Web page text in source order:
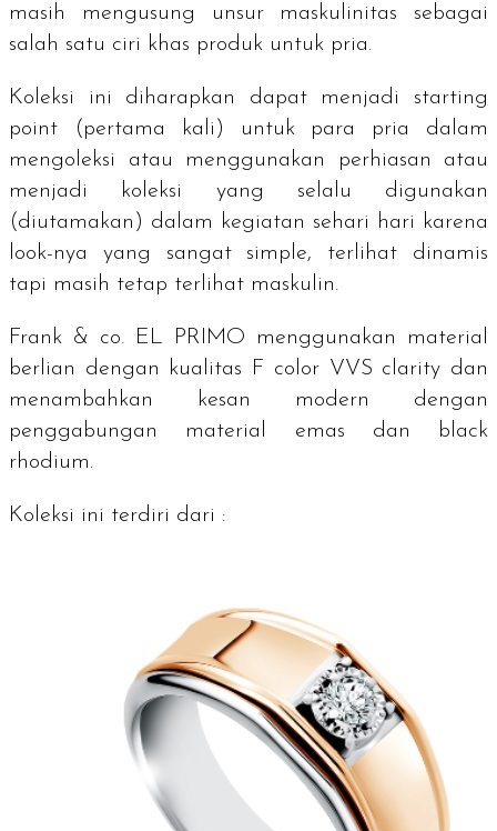
masih mengusung unsur maskulinitas sebagai
salah satu ciri khas produk untuk pria.
Koleksi ini diharapkan dapat menjadi starting
point
(pertama kali) untuk para pria dalam
mengoleksi atau menggunakan perhiasan atau
menjadi koleksi yang selalu digunakan
(diutamakan) dalam kegiatan sehari hari karena
look-nya yang sangat simple, terlihat dinamis
tapi masih tetap terlihat maskulin.
Frank & co. EL PRIMO menggunakan material
berlian dengan kualitas F color VVS clarity dan
menambahkan kesan modern dengan
penggabungan material emas dan black
rhodium.
Koleksi ini terdiri dari :